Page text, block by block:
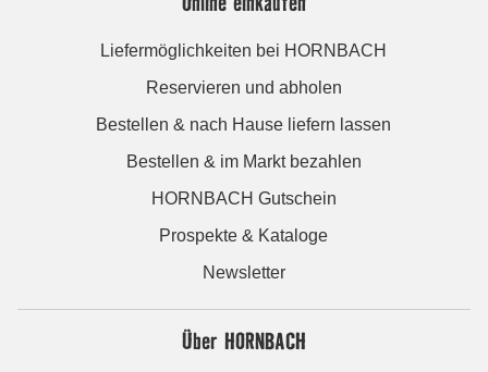
Liefermöglichkeiten bei HORNBACH
Reservieren und abholen
Bestellen & nach Hause liefern lassen
Bestellen & im Markt bezahlen
HORNBACH Gutschein
Prospekte & Kataloge
Newsletter
Über HORNBACH